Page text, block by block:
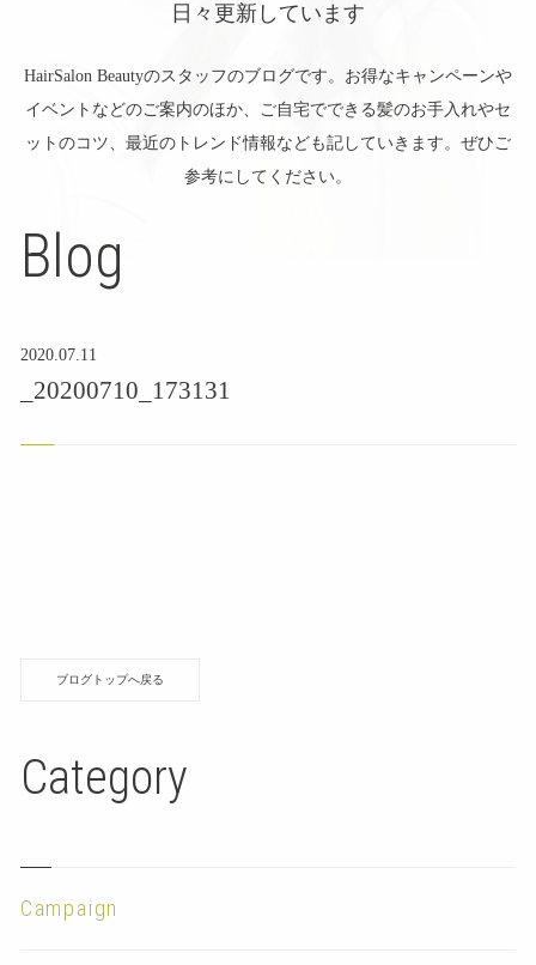
日々更新しています
HairSalon Beautyのスタッフのブログです。お得なキャンペーンや
イベントなどのご案内のほか、ご自宅でできる髪のお手入れやセ
ットのコツ、最近のトレンド情報なども記していきます。ぜひご
参考にしてください。
Blog
2020.07.11
_20200710_173131
ブログトップへ戻る
Category
Campaign